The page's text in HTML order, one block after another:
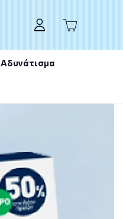
Αδυνάτισμα